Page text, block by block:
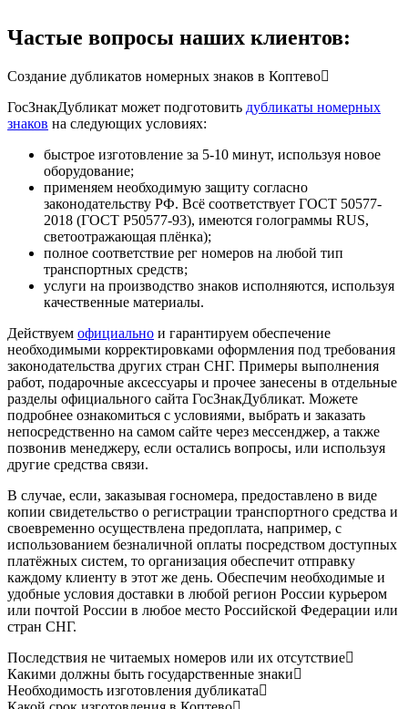
Частые вопросы наших клиентов:
Создание дубликатов номерных знаков в Коптево
ГосЗнакДубликат может подготовить дубликаты номерных
знаков на следующих условиях:
быстрое изготовление за 5-10 минут, используя новое
оборудование;
применяем необходимую защиту согласно
законодательству РФ. Всё соответствует ГОСТ 50577-
2018 (ГОСТ Р50577-93), имеются голограммы RUS,
светоотражающая плёнка);
полное соответствие рег номеров на любой тип
транспортных средств;
услуги на производство знаков исполняются, используя
качественные материалы.
Действуем официально и гарантируем обеспечение
необходимыми корректировками оформления под требования
законодательства других стран СНГ. Примеры выполнения
работ, подарочные аксессуары и прочее занесены в отдельные
разделы официального сайта ГосЗнакДубликат. Можете
подробнее ознакомиться с условиями, выбрать и заказать
непосредственно на самом сайте через мессенджер, а также
позвонив менеджеру, если остались вопросы, или используя
другие средства связи.
В случае, если, заказывая госномера, предоставлено в виде
копии свидетельство о регистрации транспортного средства и
своевременно осуществлена предоплата, например, с
использованием безналичной оплаты посредством доступных
платёжных систем, то организация обеспечит отправку
каждому клиенту в этот же день. Обеспечим необходимые и
удобные условия доставки в любой регион России курьером
или почтой России в любое место Российской Федерации или
стран СНГ.
Последствия не читаемых номеров или их отсутствие
Какими должны быть государственные знаки
Необходимость изготовления дубликата